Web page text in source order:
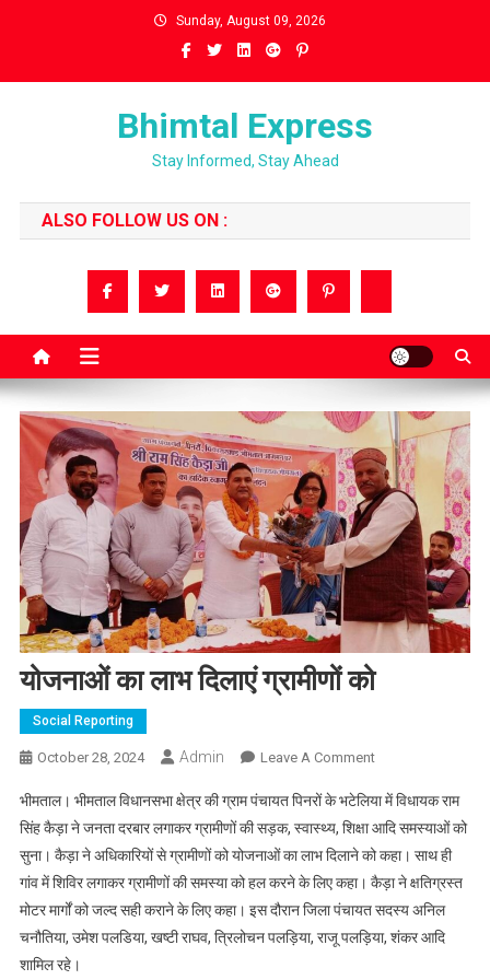
Sunday, August 09, 2026
Bhimtal Express
Stay Informed, Stay Ahead
ALSO FOLLOW US ON :
योजनाओं का लाभ दिलाएं ग्रामीणों को
Social Reporting
October 28, 2024 Admin Leave A CommentOn
का
लाभ
दिलाएं
ग्रामीणों
को
भीमताल। भीमताल विधानसभा क्षेत्र की ग्राम पंचायत पिनरों के भटेलिया में विधायक राम
सिंह कैड़ा ने जनता दरबार लगाकर ग्रामीणों की सड़क, स्वास्थ्य, शिक्षा आदि समस्याओं को
सुना। कैड़ा ने अधिकारियों से ग्रामीणों को योजनाओं का लाभ दिलाने को कहा। साथ ही
गांव में शिविर लगाकर ग्रामीणों की समस्या को हल करने के लिए कहा। कैड़ा ने क्षतिग्रस्त
मोटर मार्गों को जल्द सही कराने के लिए कहा। इस दौरान जिला पंचायत सदस्य अनिल
चनौतिया, उमेश पलडिया, खष्टी राघव, त्रिलोचन पलड़िया, राजू पलड़िया, शंकर आदि
शामिल रहे।